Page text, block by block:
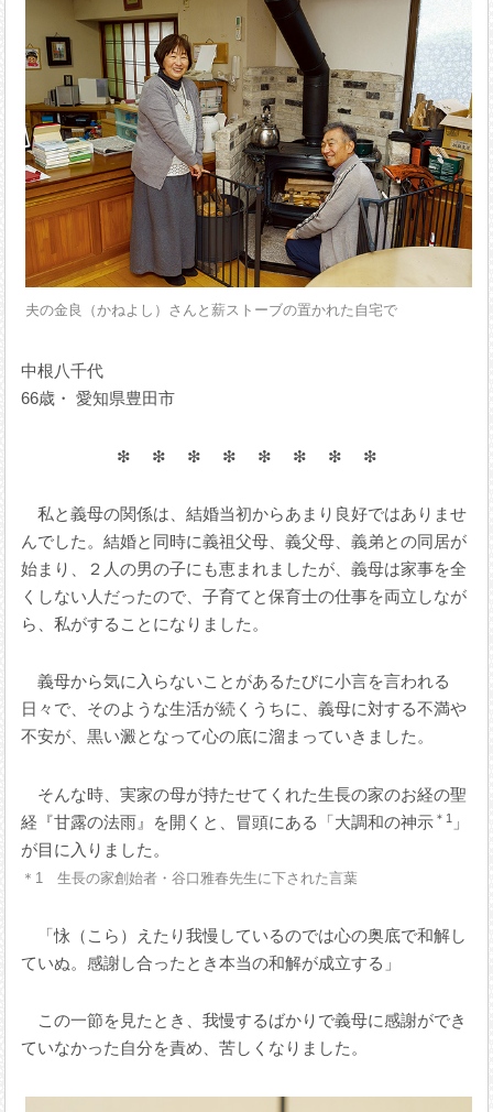
夫の金良（かねよし）さんと薪ストーブの置かれた自宅で
中根八千代
66歳・ 愛知県豊田市
❇︎ ❇︎ ❇︎ ❇︎ ❇︎ ❇︎ ❇︎ ❇︎
私と義母の関係は、結婚当初からあまり良好ではありませ
んでした。結婚と同時に義祖父母、義父母、義弟との同居が
始まり、２人の男の子にも恵まれましたが、義母は家事を全
くしない人だったので、子育てと保育士の仕事を両立しなが
ら、私がすることになりました。
義母から気に入らないことがあるたびに小言を言われる
日々で、そのような生活が続くうちに、義母に対する不満や
不安が、黒い澱となって心の底に溜まっていきました。
そんな時、実家の母が持たせてくれた生長の家のお経の聖
経『甘露の法雨』を開くと、冒頭にある「大調和の神示 ＊1 」
が目に入りました。
＊1 生長の家創始者・谷口雅春先生に下された言葉
「怺（こら）えたり我慢しているのでは心の奥底で和解し
ていぬ。感謝し合ったとき本当の和解が成立する」
この一節を見たとき、我慢するばかりで義母に感謝ができ
ていなかった自分を責め、苦しくなりました。